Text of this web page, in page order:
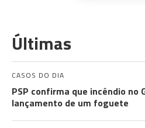
Últimas
CASOS DO DIA
PSP confirma que incêndio no
lançamento de um foguete